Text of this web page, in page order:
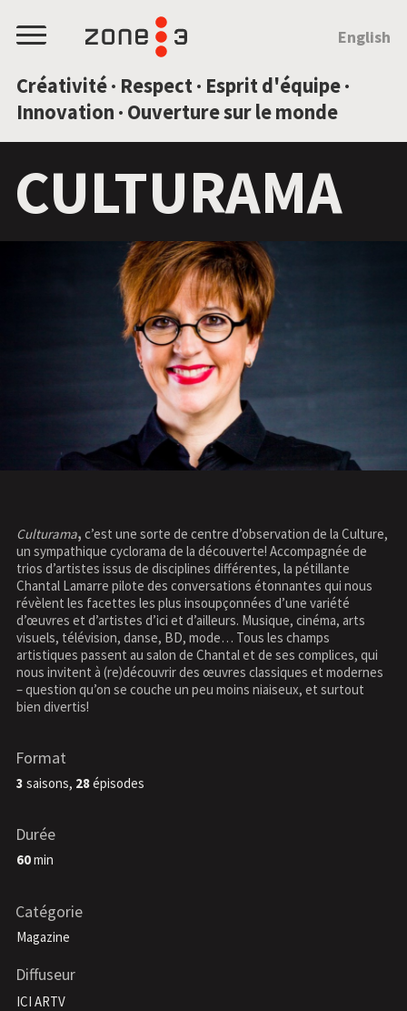
Menu
Créativité · Respect · Esprit d'équipe ·
Innovation · Ouverture sur le monde
English
CULTURAMA
Culturama, c’est une sorte de centre d’observation de la Culture,
un sympathique cyclorama de la découverte! Accompagnée de
trios d’artistes issus de disciplines différentes, la pétillante
Chantal Lamarre pilote des conversations étonnantes qui nous
révèlent les facettes les plus insoupçonnées d’une variété
d’œuvres et d’artistes d’ici et d’ailleurs. Musique, cinéma, arts
visuels, télévision, danse, BD, mode… Tous les champs
artistiques passent au salon de Chantal et de ses complices, qui
nous invitent à (re)découvrir des œuvres classiques et modernes
– question qu’on se couche un peu moins niaiseux, et surtout
bien divertis!
Format
3 saisons, 28épisodes
Durée
60min
Catégorie
Magazine
Diffuseur
ICI ARTV